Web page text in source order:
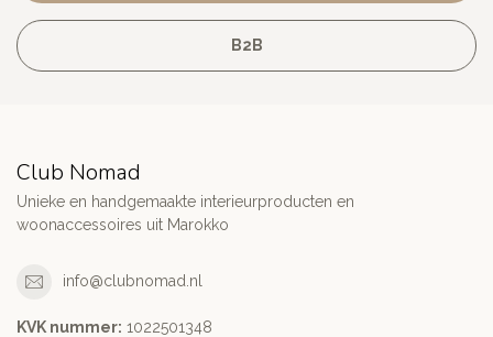
B2B
Club Nomad
Unieke en handgemaakte interieurproducten en
woonaccessoires uit Marokko
info@clubnomad.nl
KVK nummer: 1022501348